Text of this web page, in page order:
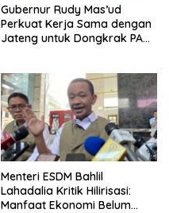
Gubernur Rudy Mas’ud
Perkuat Kerja Sama dengan
Jateng untuk Dongkrak PAD
Menteri ESDM Bahlil
Lahadalia Kritik Hilirisasi:
Manfaat Ekonomi Belum